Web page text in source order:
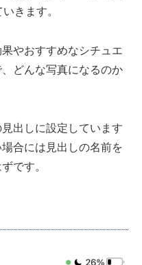
きます。
やおすすめなシチュエ
どんな写真になるのか
出しに設定しています
合には見出しの名前を
です。